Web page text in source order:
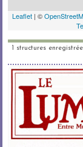
1 structures